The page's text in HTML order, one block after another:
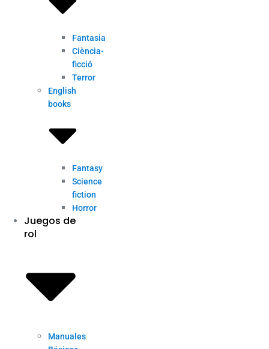
Fantasia
Ciència-
ficció
Terror
English
books
Fantasy
Science
fiction
Horror
Juegos de
rol
Manuales